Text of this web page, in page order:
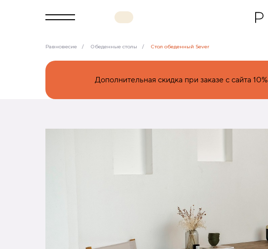
Равновесие / Обеденные столы / Стол обеденный Sever
Дополнительная скидка при заказе с сайта 10%